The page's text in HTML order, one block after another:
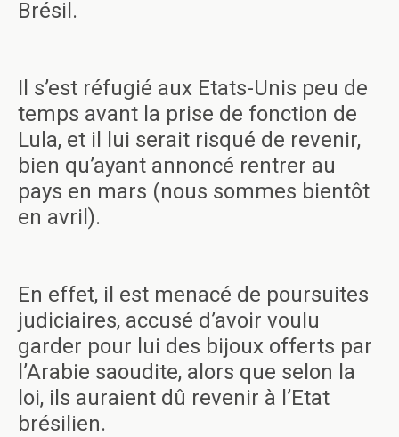
Brésil.
Il s’est réfugié aux Etats-Unis peu de
temps avant la prise de fonction de
Lula, et il lui serait risqué de revenir,
bien qu’ayant annoncé rentrer au
pays en mars (nous sommes bientôt
en avril).
En effet, il est menacé de poursuites
judiciaires, accusé d’avoir voulu
garder pour lui des bijoux offerts par
l’Arabie saoudite, alors que selon la
loi, ils auraient dû revenir à l’Etat
brésilien.